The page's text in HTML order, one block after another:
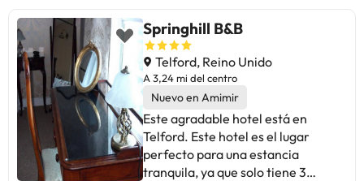
gratuito todos los días de 07:30 a
09:30. Servicios de negocios y
otros La recepción tiene un horario
limitado. Hay un aparcamiento sin
asistencia gratuito disponible.
a 69 km.En este alojamiento no se
pueden celebrar despedidas de
soltero o soltera ni fiestas
similares. Informa a con antelación
de tu hora prevista de llegada. Para
ello, puedes utilizar el apartado de
peticiones especiales al hacer la
reserva o ponerte en contacto
directamente con el alojamiento.
disfrutar de su estancia.
Springhill B&B
Telford, Reino Unido
A 3,24 mi del centro
Nuevo en Amimir
Este agradable hotel está en
Telford. Este hotel es el lugar
perfecto para una estancia
tranquila, ya que solo tiene 3